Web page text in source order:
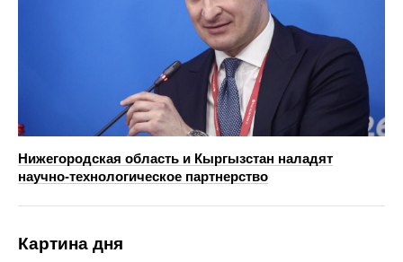
Нижегородская область и Кыргызстан наладят
научно‑технологическое партнерство
Картина дня